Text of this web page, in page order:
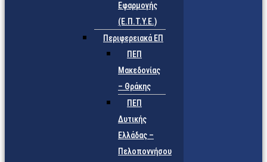
Εφαρμογής
(Ε.Π.Τ.Υ.Ε.)
Περιφερειακά ΕΠ
ΠΕΠ
Μακεδονίας
– Θράκης
ΠΕΠ
Δυτικής
Ελλάδας –
Πελοποννήσου